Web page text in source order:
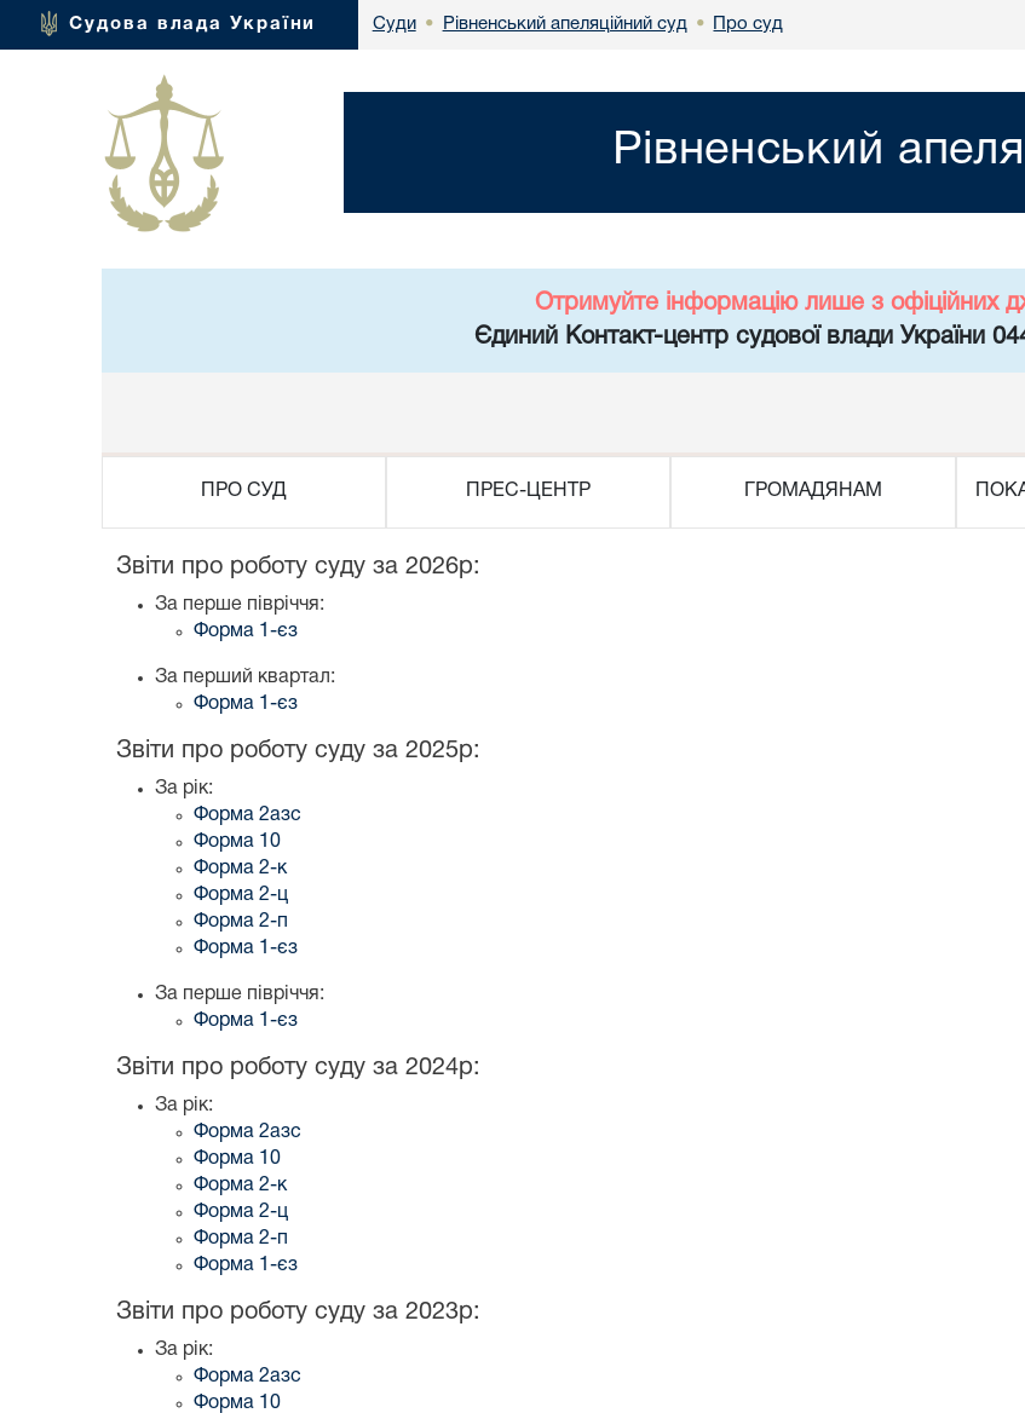
Судова влада України Суди • Рівненський апеляційний суд • Про суд
Рівненський
Отримуйте інформацію лише з офіційних
Єдиний Контакт-центр судової влади України
ПРО СУД ПРЕС-ЦЕНТР ГРОМАДЯНАМ
Звіти про роботу суду за 2026р:
За перше півріччя:
Форма 1-єз
За перший квартал:
Форма 1-єз
Звіти про роботу суду за 2025р:
За рік:
Форма 2азс
Форма 10
Форма 2-к
Форма 2-ц
Форма 2-п
Форма 1-єз
За перше півріччя:
Форма 1-єз
Звіти про роботу суду за 2024р:
За рік:
Форма 2азс
Форма 10
Форма 2-к
Форма 2-ц
Форма 2-п
Форма 1-єз
Звіти про роботу суду за 2023р:
За рік:
Форма 2азс
Форма 10